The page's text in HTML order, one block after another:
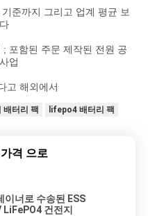
준까지 그리고 업계 평균 보
포함된 주문 제작된 전원 공
업
고 해외에서
배터리 팩 lifepo4 배터리 팩
격 으로
이너로 수송된 ESS
건전지